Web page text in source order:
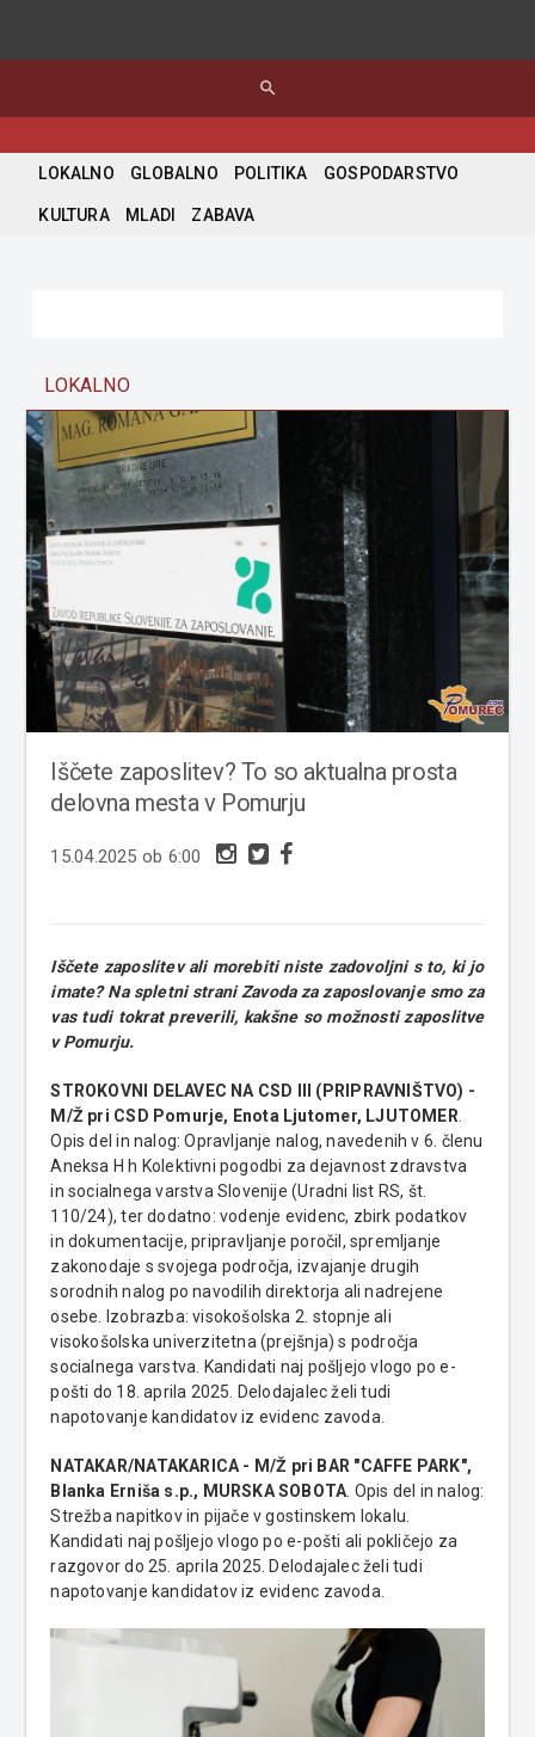
search
LOKALNO GLOBALNO POLITIKA GOSPODARSTVO
KULTURA MLADI ZABAVA
LOKALNO
Iščete zaposlitev? To so aktualna prosta
delovna mesta v Pomurju
15.04.2025 ob 6:00
Iščete zaposlitev ali morebiti niste zadovoljni s to, ki jo
imate? Na spletni strani Zavoda za zaposlovanje smo za
vas tudi tokrat preverili, kakšne so možnosti zaposlitve
v Pomurju.
STROKOVNI DELAVEC NA CSD III (PRIPRAVNIŠTVO) -
M/Ž pri CSD Pomurje, Enota Ljutomer, LJUTOMER
Opis del in nalog: Opravljanje nalog, navedenih v 6. členu
Aneksa H h Kolektivni pogodbi za dejavnost zdravstva
in socialnega varstva Slovenije (Uradni list RS, št.
110/24), ter dodatno: vodenje evidenc, zbirk podatkov
in dokumentacije, pripravljanje poročil, spremljanje
zakonodaje s svojega področja, izvajanje drugih
sorodnih nalog po navodilih direktorja ali nadrejene
osebe. Izobrazba: visokošolska 2. stopnje ali
visokošolska univerzitetna (prejšnja) s področja
socialnega varstva. Kandidati naj pošljejo vlogo po e-
pošti do 18. aprila 2025. Delodajalec želi tudi
napotovanje kandidatov iz evidenc zavoda.
NATAKAR/NATAKARICA - M/Ž pri BAR "CAFFE PARK",
Blanka Erniša s.p., MURSKA SOBOTA . Opis del in nalog:
Strežba napitkov in pijače v gostinskem lokalu.
Kandidati naj pošljejo vlogo po e-pošti ali pokličejo za
razgovor do 25. aprila 2025. Delodajalec želi tudi
napotovanje kandidatov iz evidenc zavoda.